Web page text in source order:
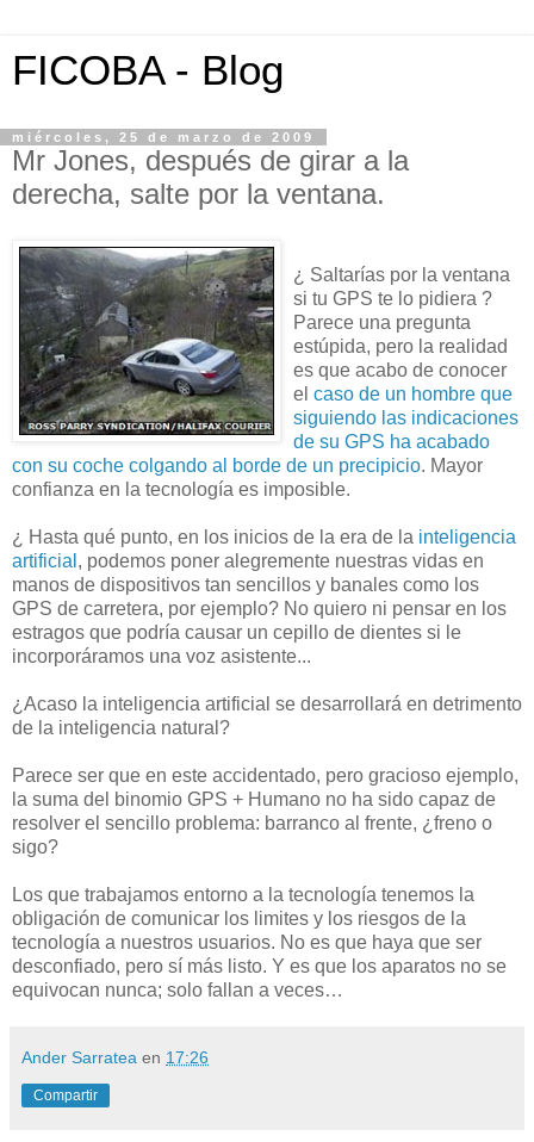
FICOBA - Blog
miércoles, 25 de marzo de 2009
Mr Jones, después de girar a la
derecha, salte por la ventana.
¿ Saltarías por la ventana
si tu GPS te lo pidiera ?
Parece una pregunta
estúpida, pero la realidad
es que acabo de conocer
el caso de un hombre que
siguiendo las indicaciones
de su GPS ha acabado
con su coche colgando al borde de un precipicio. Mayor
confianza en la tecnología es imposible.
¿ Hasta qué punto, en los inicios de la era de la inteligencia
artificial , podemos poner alegremente nuestras vidas en
manos de dispositivos tan sencillos y banales como los
GPS de carretera, por ejemplo? No quiero ni pensar en los
estragos que podría causar un cepillo de dientes si le
incorporáramos una voz asistente...
¿Acaso la inteligencia artificial se desarrollará en detrimento
de la inteligencia natural?
Parece ser que en este accidentado, pero gracioso ejemplo,
la suma del binomio GPS + Humano no ha sido capaz de
resolver el sencillo problema: barranco al frente, ¿freno o
sigo?
Los que trabajamos entorno a la tecnología tenemos la
obligación de comunicar los limites y los riesgos de la
tecnología a nuestros usuarios. No es que haya que ser
desconfiado, pero sí más listo. Y es que los aparatos no se
equivocan nunca; solo fallan a veces…
Ander Sarratea en 17:26
Compartir